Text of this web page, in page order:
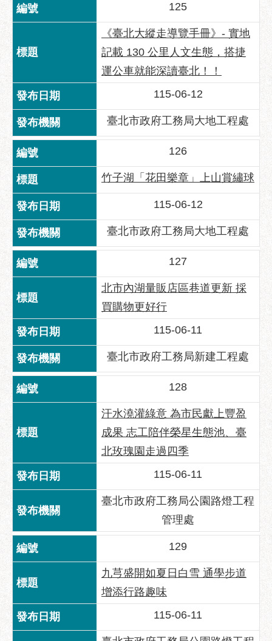
包
中
獎
補
助
專
區
網
站
導
覽
回
首
頁
English
台
通
台
北
服
務
通
常
答
語
彙
陳
情
系
統
政
125
《臺北大縱走導覽手冊》- 實地
記載 130 公里人文生態，搭捷
運公車就能深讀臺北！！
115-06-12
臺北市政府工務局大地工程處
126
竹子湖「花田樂章」上山賞繡球
115-06-12
臺北市政府工務局大地工程處
127
北市內湖量販店區巷道更新 採
買購物更好行
115-06-11
臺北市政府工務局新建工程處
128
汗水澆灌綠意 為市民獻上豐盈
成果 志工陪伴榮星生態池、臺
北玫瑰園走過四季
115-06-11
臺北市政府工務局公園路燈工程
管理處
129
九芎盛開如夏日白雪 通學步道
增添行路趣味
115-06-11